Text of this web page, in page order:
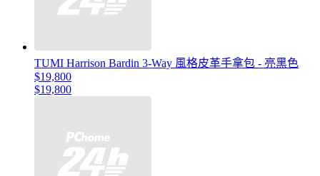
TUMI Harrison Bardin 3-Way 風格皮革手拿包 - 亮黑色
$19,800
$19,800